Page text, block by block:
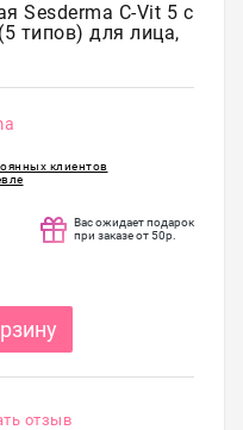
Sesderma C-Vit 5 с
типов) для лица,
клиентов
Вас ожидает подарок
при заказе от 50р.
отзыв